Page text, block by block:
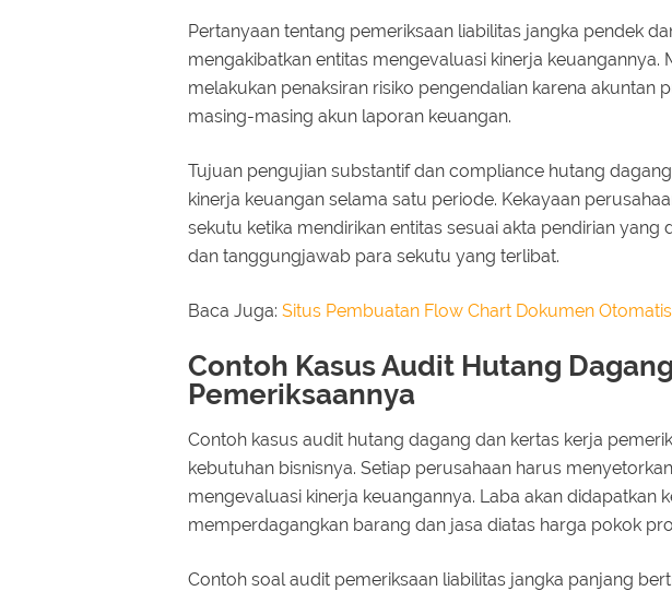
Pertanyaan tentang pemeriksaan liabilitas jangka pendek
mengakibatkan entitas mengevaluasi kinerja keuangannya.
melakukan penaksiran risiko pengendalian karena akuntan
masing-masing akun laporan keuangan.
Tujuan pengujian substantif dan compliance hutang
kinerja keuangan selama satu periode. Kekayaan
sekutu ketika mendirikan entitas sesuai akta pendirian yang
dan tanggungjawab para sekutu yang terlibat.
Baca Juga: Situs Pembuatan Flow Chart Dokumen Otomatis
Contoh Kasus Audit Hutang
Pemeriksaannya
Contoh kasus audit hutang dagang dan kertas kerja
kebutuhan bisnisnya. Setiap perusahaan harus
mengevaluasi kinerja keuangannya. Laba akan didapatkan
memperdagangkan barang dan jasa diatas harga pokok
Contoh soal audit pemeriksaan liabilitas jangka panjang